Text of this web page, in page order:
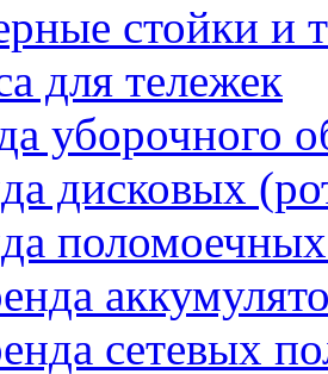
стойки и
для тележек
уборочного
дисковых
сетевых